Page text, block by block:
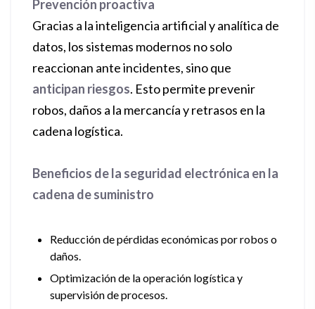
Prevención proactiva
Gracias a la inteligencia artificial y analítica de
datos, los sistemas modernos no solo
reaccionan ante incidentes, sino que
anticipan riesgos. Esto permite prevenir
robos, daños a la mercancía y retrasos en la
cadena logística.
Beneficios de la seguridad electrónica en la
cadena de suministro
Reducción de pérdidas económicas por robos o
daños.
Optimización de la operación logística y
supervisión de procesos.